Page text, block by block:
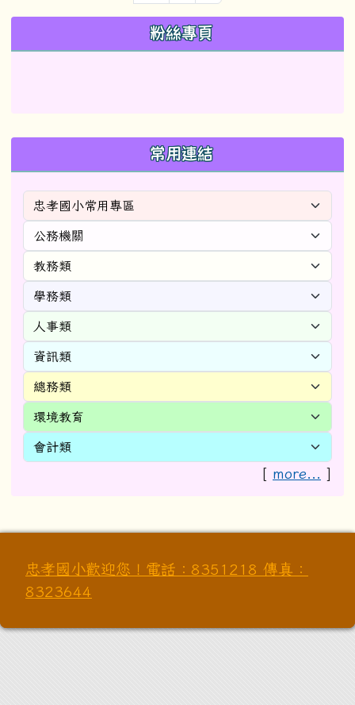
粉絲專頁
常用連結
[ more... ]
忠孝國小歡迎您！電話：8351218 傳真：
8323644